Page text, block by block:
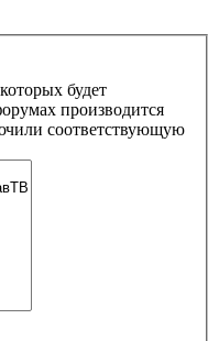
будет
производится
соответствующую